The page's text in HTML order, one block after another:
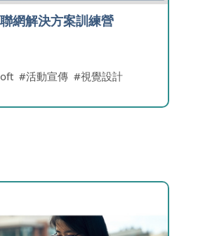
網解決方案訓練營
活動宣傳 視覺設計